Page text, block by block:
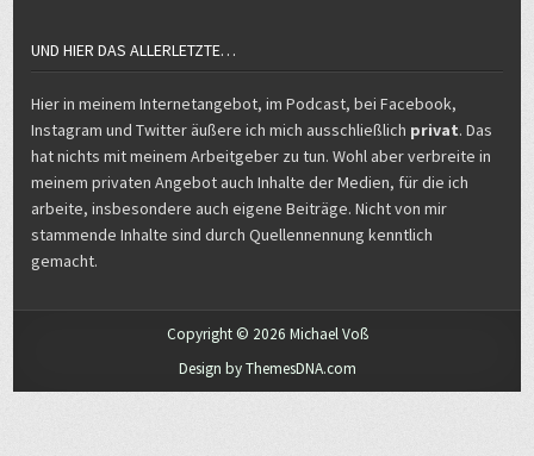
UND HIER DAS ALLERLETZTE…
Hier in meinem Internetangebot, im Podcast, bei Facebook,
Instagram und Twitter äußere ich mich ausschließlich privat. Das
hat nichts mit meinem Arbeitgeber zu tun. Wohl aber verbreite in
meinem privaten Angebot auch Inhalte der Medien, für die ich
arbeite, insbesondere auch eigene Beiträge. Nicht von mir
stammende Inhalte sind durch Quellennennung kenntlich
gemacht.
Copyright © 2026 Michael Voß
Design by ThemesDNA.com